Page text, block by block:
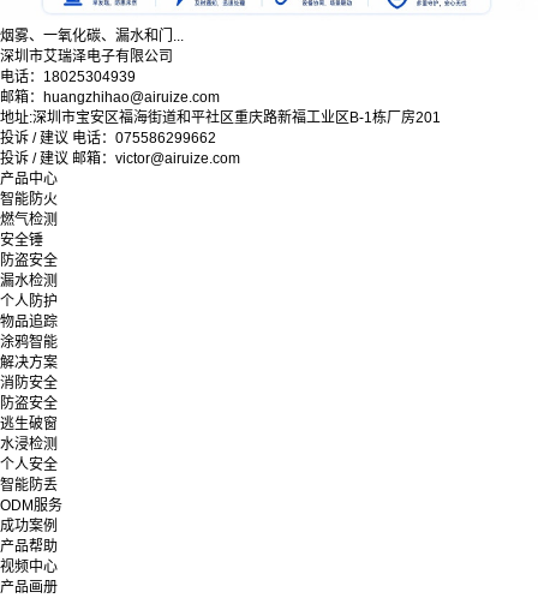
烟雾、一氧化碳、漏水和门...
深圳市艾瑞泽电子有限公司
电话：18025304939
邮箱：huangzhihao@airuize.com
地址:深圳市宝安区福海街道和平社区重庆路新福工业区B-1栋厂房201
投诉 / 建议 电话：075586299662
投诉 / 建议 邮箱：victor@airuize.com
产品中心
智能防火
燃气检测
安全锤
防盗安全
漏水检测
个人防护
物品追踪
涂鸦智能
解决方案
消防安全
防盗安全
逃生破窗
水浸检测
个人安全
智能防丢
ODM服务
成功案例
产品帮助
视频中心
产品画册